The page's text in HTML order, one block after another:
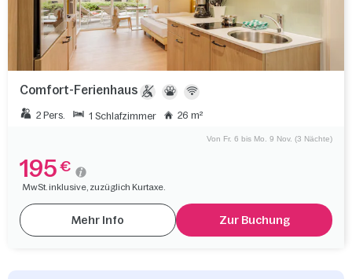
Comfort-Ferienhaus
2 Pers. 1 Schlafzimmer 26 m²
Von Fr. 6 bis Mo. 9 Nov. (3 Nächte)
195 €
MwSt. inklusive, zuzüglich Kurtaxe.
Mehr Info Zur Buchung